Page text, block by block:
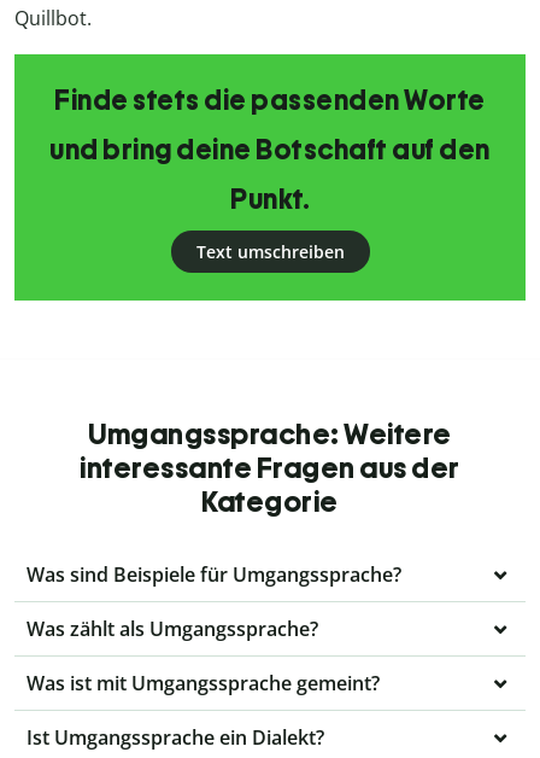
Quillbot.
Finde stets die passenden Worte
und bring deine Botschaft auf den
Punkt.
Text umschreiben
Umgangssprache: Weitere
interessante Fragen aus der
Kategorie
Was sind Beispiele für Umgangssprache?
Was zählt als Umgangssprache?
Was ist mit Umgangssprache gemeint?
Ist Umgangssprache ein Dialekt?